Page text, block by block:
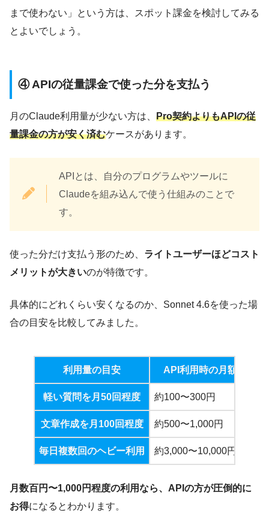
まで使わない」という方は、スポット課金を検討してみる
とよいでしょう。
④ APIの従量課金で使った分を支払う
月のClaude利用量が少ない方は、 Pro契約よりもAPIの従
量課金の方が安く済むケースがあります。
APIとは、自分のプログラムやツールに
Claudeを組み込んで使う仕組みのことで
す。
使った分だけ支払う形のため、 ライトユーザーほどコスト
メリットが大きいのが特徴です。
具体的にどれくらい安くなるのか、Sonnet 4.6を使った場
合の目安を比較してみました。
利用量の目安 API利用時の月額
軽い質問を月50回程度 約100〜300円
文章作成を月100回程度 約500〜1,000円
毎日複数回のヘビー利用 約3,000〜10,000円超
月数百円〜1,000円程度の利用なら、APIの方が圧倒的に
お得になるとわかります。